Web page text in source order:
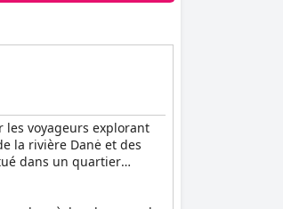
les voyageurs explorant
la rivière Danė et des
dans un quartier